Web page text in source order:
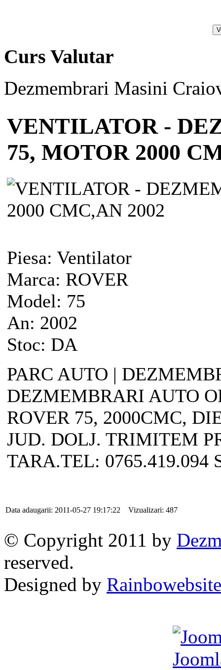
Curs Valutar
Dezmembrari Masini
VENTILATOR -
75, MOTOR 2000
Piesa: Ventilator
Marca: ROVER
Model: 75
An: 2002
Stoc: DA
PARC AUTO |
DEZMEMBRARI AUTO
ROVER 75, 2000CMC,
JUD. DOLJ. TRIMITEM
TARA.TEL: 0765.419.094
Data adaugarii: 2011-05-27 19:17:22 Vizualizari: 487
© Copyright 2011 by
reserved.
Designed by